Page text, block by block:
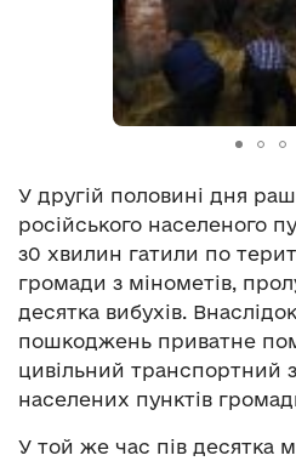
У другій половині дня
російського населеного
з0 хвилин гатили по
громади з мінометів,
десятка вибухів.
пошкоджень приватне
цивільний транспортний
населених пунктів
У той же час пів десятка